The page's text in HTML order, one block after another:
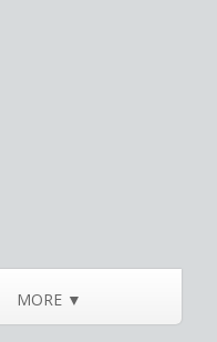
MORE ▼